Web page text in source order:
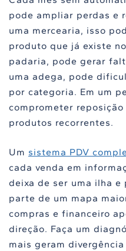
pode ampliar perdas e
uma mercearia, isso
produto que já existe
padaria, pode gerar
uma adega, pode
por categoria. Em um
comprometer
produtos recorrentes.
Um sistema PDV
cada venda em
deixa de ser uma ilha e
parte de um mapa
compras e financeiro
direção. Faça um
mais geram divergência